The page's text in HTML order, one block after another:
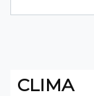
CLIMA